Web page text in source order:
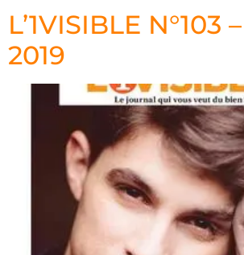
L’1VISIBLE N°103
2019